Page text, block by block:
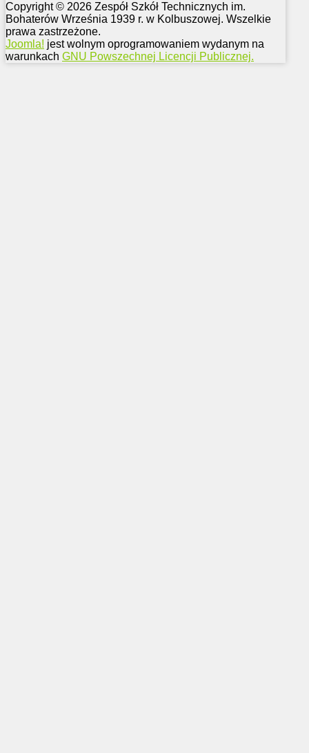
Copyright © 2026 Zespół Szkół Technicznych im.
Bohaterów Września 1939 r. w Kolbuszowej. Wszelkie
prawa zastrzeżone.
Joomla! jest wolnym oprogramowaniem wydanym na
warunkach GNU Powszechnej Licencji Publicznej.